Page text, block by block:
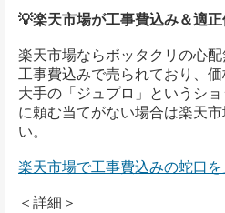
💡楽天市場が工事費込み＆適
楽天市場ならボッタクリの心配
工事費込みで売られており、
大手の「ジュプロ」というシ
に頼む当てがない場合は楽天
い。
楽天市場で工事費込みの蛇口を
＜詳細＞